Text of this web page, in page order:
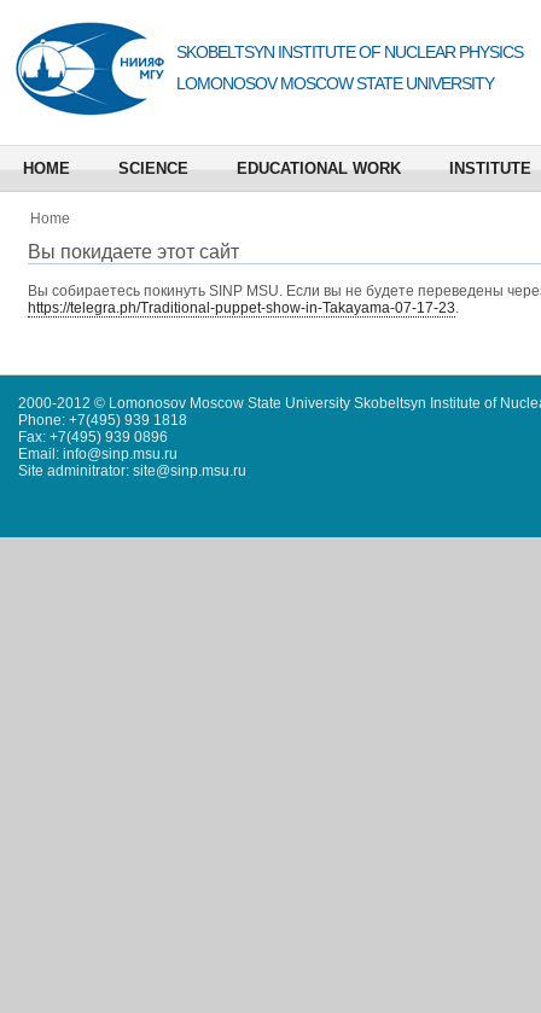
SKOBELTSYN INSTITUTE OF NUCLEAR PHYSICS
LOMONOSOV MOSCOW STATE UNIVERSITY
HOME SCIENCE EDUCATIONAL WORK INSTITUTE
Home
Вы покидаете этот сайт
Вы собираетесь покинуть SINP MSU. Если вы не будете переведены
https://telegra.ph/Traditional-puppet-show-in-Takayama-07-17-23.
2000-2012 © Lomonosov Moscow State University Skobeltsyn Institute of
Phone: +7(495) 939 1818
Fax: +7(495) 939 0896
Email: info@sinp.msu.ru
Site adminitrator: site@sinp.msu.ru